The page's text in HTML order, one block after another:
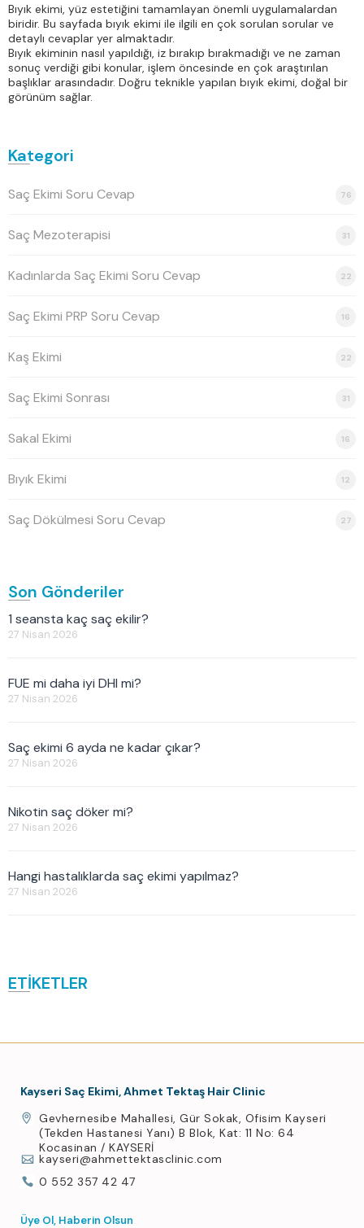
Bıyık ekimi, yüz estetiğini tamamlayan önemli uygulamalardan
biridir. Bu sayfada bıyık ekimi ile ilgili en çok sorulan sorular ve
detaylı cevaplar yer almaktadır.
Bıyık ekiminin nasıl yapıldığı, iz bırakıp bırakmadığı ve ne zaman
sonuç verdiği gibi konular, işlem öncesinde en çok araştırılan
başlıklar arasındadır. Doğru teknikle yapılan bıyık ekimi, doğal bir
görünüm sağlar.
Kategori
Saç Ekimi Soru Cevap 76
Saç Mezoterapisi 31
Kadınlarda Saç Ekimi Soru Cevap 22
Saç Ekimi PRP Soru Cevap 16
Kaş Ekimi 22
Saç Ekimi Sonrası 31
Sakal Ekimi 16
Bıyık Ekimi 12
Saç Dökülmesi Soru Cevap 27
Son Gönderiler
1 seansta kaç saç ekilir?
27 Nisan 2026
FUE mi daha iyi DHI mi?
27 Nisan 2026
Saç ekimi 6 ayda ne kadar çıkar?
27 Nisan 2026
Nikotin saç döker mi?
27 Nisan 2026
Hangi hastalıklarda saç ekimi yapılmaz?
27 Nisan 2026
ETİKETLER
Kayseri Saç Ekimi, Ahmet Tektaş Hair Clinic
Gevhernesibe Mahallesi, Gür Sokak, Ofisim Kayseri
(Tekden Hastanesi Yanı) B Blok, Kat: 11 No: 64
Kocasinan / KAYSERİ
kayseri@ahmettektasclinic.com
0 552 357 42 47
Üye Ol, Haberin Olsun